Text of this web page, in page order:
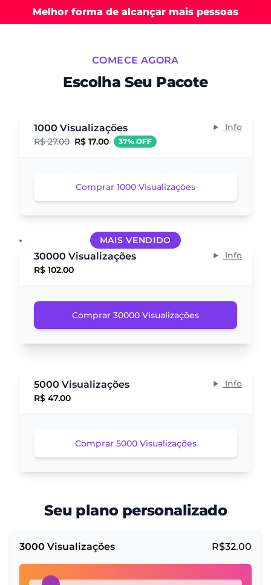
Melhor forma de alcançar mais pessoas
COMECE AGORA
Escolha Seu Pacote
1000 Visualizações
R$ 27.00 R$ 17.00 37% OFF
Info
Comprar 1000 Visualizações
MAIS VENDIDO
30000 Visualizações
R$ 102.00
Info
Comprar 30000 Visualizações
5000 Visualizações
R$ 47.00
Info
Comprar 5000 Visualizações
Seu plano personalizado
3000 Visualizações R$32.00